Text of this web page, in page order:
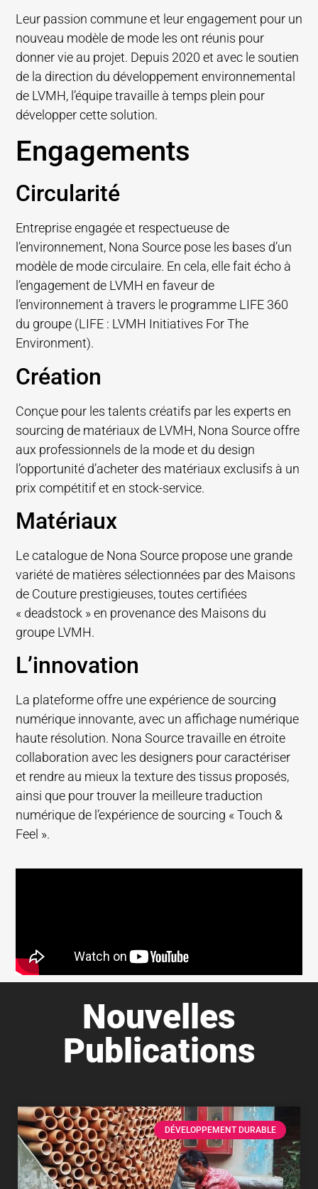
Leur passion commune et leur engagement pour un
nouveau modèle de mode les ont réunis pour
donner vie au projet. Depuis 2020 et avec le soutien
de la direction du développement environnemental
de LVMH, l’équipe travaille à temps plein pour
développer cette solution.
Engagements
Circularité
Entreprise engagée et respectueuse de
l’environnement, Nona Source pose les bases d’un
modèle de mode circulaire. En cela, elle fait écho à
l’engagement de LVMH en faveur de
l’environnement à travers le programme LIFE 360
du groupe (LIFE : LVMH Initiatives For The
Environment).
Création
Conçue pour les talents créatifs par les experts en
sourcing de matériaux de LVMH, Nona Source offre
aux professionnels de la mode et du design
l’opportunité d’acheter des matériaux exclusifs à un
prix compétitif et en stock-service.
Matériaux
Le catalogue de Nona Source propose une grande
variété de matières sélectionnées par des Maisons
de Couture prestigieuses, toutes certifiées
« deadstock » en provenance des Maisons du
groupe LVMH.
L’innovation
La plateforme offre une expérience de sourcing
numérique innovante, avec un affichage numérique
haute résolution. Nona Source travaille en étroite
collaboration avec les designers pour caractériser
et rendre au mieux la texture des tissus proposés,
ainsi que pour trouver la meilleure traduction
numérique de l’expérience de sourcing « Touch &
Feel ».
Nouvelles
Publications
DÉVELOPPEMENT DURABLE